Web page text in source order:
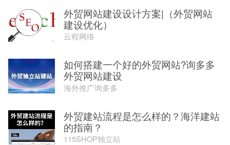
外贸网站建设设计方案|（外贸网站
建设优化）
云程网络
如何搭建一个好的外贸网站?询多多
外贸网站建设
海外推广询多多
外贸建站流程是怎么样的？海洋建站
的指南？
115SHOP独立站